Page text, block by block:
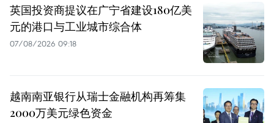
英国投资商提议在广宁省建设180亿美
元的港口与工业城市综合体
07/08/2026 09:18
越南南亚银行从瑞士金融机构再筹集
2000万美元绿色资金